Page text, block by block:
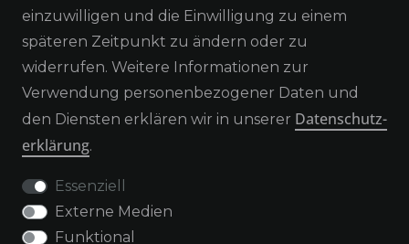
KONTAKT
ZAHLUNGSARTEN
VERSAND & RETOUREN
einzuwilligen und die Einwilligung zu einem
späteren Zeitpunkt zu ändern oder zu
widerrufen. Weitere Informationen zur
Verwendung personenbezogener Daten und
den Diensten erklären wir in unserer Daten­schutz­
erklärung.
Essenziell
Externe Medien
Funktional